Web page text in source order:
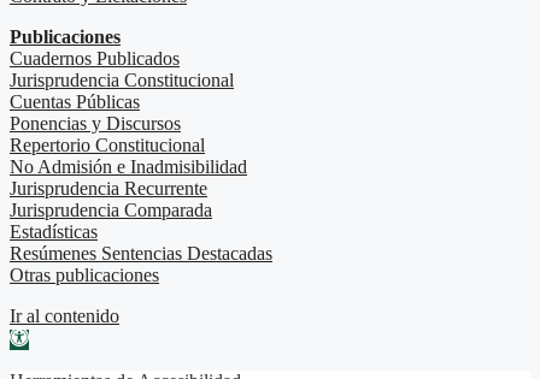
Publicaciones
Cuadernos Publicados
Jurisprudencia Constitucional
Cuentas Públicas
Ponencias y Discursos
Repertorio Constitucional
No Admisión e Inadmisibilidad
Jurisprudencia Recurrente
Jurisprudencia Comparada
Estadísticas
Resúmenes Sentencias Destacadas
Otras publicaciones
Ir al contenido
Abrir barra de herramientas